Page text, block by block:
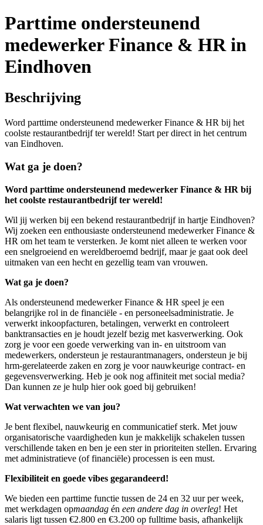
Parttime ondersteunend
medewerker Finance & HR in
Eindhoven
Beschrijving
Word parttime ondersteunend medewerker Finance & HR bij het
coolste restaurantbedrijf ter wereld! Start per direct in het centrum
van Eindhoven.
Wat ga je doen?
Word parttime ondersteunend medewerker Finance & HR bij
het coolste restaurantbedrijf ter wereld!
Wil jij werken bij een bekend restaurantbedrijf in hartje Eindhoven?
Wij zoeken een enthousiaste ondersteunend medewerker Finance &
HR om het team te versterken. Je komt niet alleen te werken voor
een snelgroeiend en wereldberoemd bedrijf, maar je gaat ook deel
uitmaken van een hecht en gezellig team van vrouwen.
Wat ga je doen?
Als ondersteunend medewerker Finance & HR speel je een
belangrijke rol in de financiële - en personeelsadministratie. Je
verwerkt inkoopfacturen, betalingen, verwerkt en controleert
banktransacties en je houdt jezelf bezig met kasverwerking. Ook
zorg je voor een goede verwerking van in- en uitstroom van
medewerkers, ondersteun je restaurantmanagers, ondersteun je bij
hrm-gerelateerde zaken en zorg je voor nauwkeurige contract- en
gegevensverwerking. Heb je ook nog affiniteit met social media?
Dan kunnen ze je hulp hier ook goed bij gebruiken!
Wat verwachten we van jou?
Je bent flexibel, nauwkeurig en communicatief sterk. Met jouw
organisatorische vaardigheden kun je makkelijk schakelen tussen
verschillende taken en ben je een ster in prioriteiten stellen. Ervaring
met administratieve (of financiële) processen is een must.
Flexibiliteit en goede vibes gegarandeerd!
We bieden een parttime functie tussen de 24 en 32 uur per week,
met werkdagen opmaandag én een andere dag in overleg! Het
salaris ligt tussen €2.800 en €3.200 op fulltime basis, afhankelijk